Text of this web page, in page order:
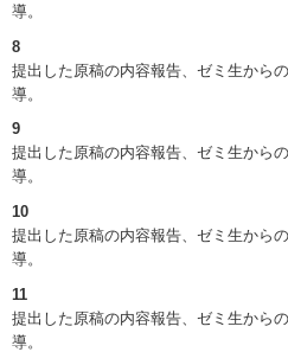
導。
8
提出した原稿の内容報告、ゼミ生から
導。
9
提出した原稿の内容報告、ゼミ生から
導。
10
提出した原稿の内容報告、ゼミ生から
導。
11
提出した原稿の内容報告、ゼミ生から
導。